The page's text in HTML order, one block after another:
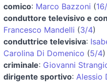
comico: Marco Bazzoni (
conduttore televisivo e
Francesco Mandelli (3/4)
conduttrice televisiva:
Carolina Di Domenico (5/4)
criminale: Giovanni
dirigente sportivo: Alessio